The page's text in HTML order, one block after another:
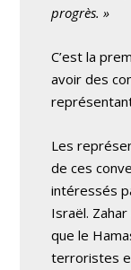
progrès. »
C’est la
avoir des
Les
de ces
intéressés
Israël.
que le
terroristes